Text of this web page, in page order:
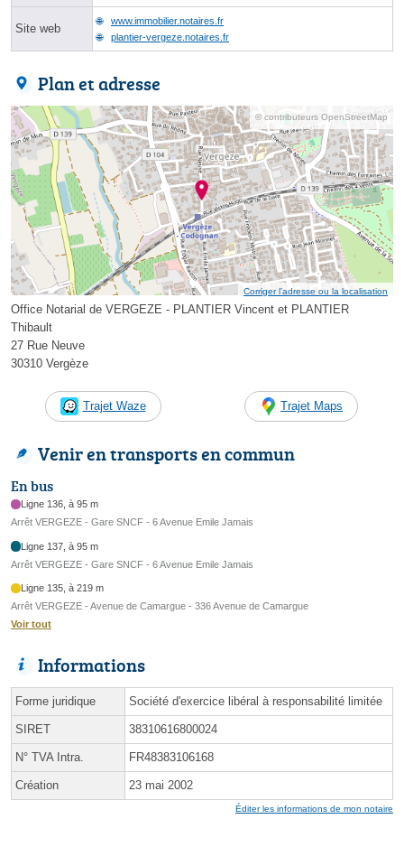
Site web
www.immobilier.notaires.fr
plantier-vergeze.notaires.fr
Plan et adresse
© contributeurs OpenStreetMap
Corriger l’adresse ou la localisation
Office Notarial de VERGEZE - PLANTIER Vincent et PLANTIER
Thibault
27 Rue Neuve
30310 Vergèze
Trajet Waze Trajet Maps
Venir en transports en commun
En bus
Ligne 136, à 95 m
Arrêt VERGEZE - Gare SNCF - 6 Avenue Emile Jamais
Ligne 137, à 95 m
Arrêt VERGEZE - Gare SNCF - 6 Avenue Emile Jamais
Ligne 135, à 219 m
Arrêt VERGEZE - Avenue de Camargue - 336 Avenue de Camargue
Voir tout
Informations
Forme juridique Société d'exercice libéral à responsabilité limitée
SIRET 38310616800024
N° TVA Intra. FR48383106168
Création 23 mai 2002
Éditer les informations de mon notaire